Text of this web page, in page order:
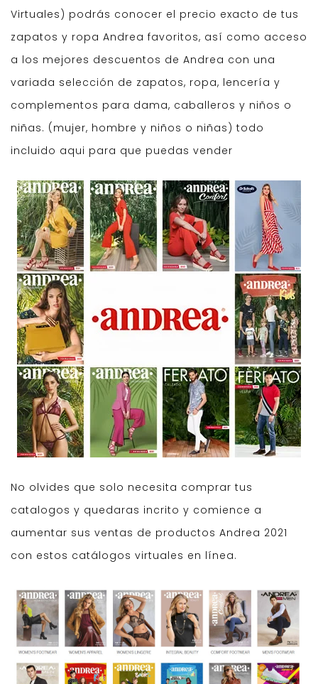
Virtuales) podrás conocer el precio exacto de tus
zapatos y ropa Andrea favoritos, así como acceso
a los mejores descuentos de Andrea con una
variada selección de zapatos, ropa, lencería y
complementos para dama, caballeros y niños o
niñas. (mujer, hombre y niños o niñas) todo
incluido aqui para que puedas vender
No olvides que solo necesita comprar tus
catalogos y quedaras incrito y comience a
aumentar sus ventas de productos Andrea 2021
con estos catálogos virtuales en línea.